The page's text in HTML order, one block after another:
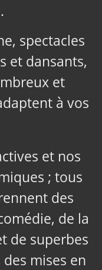
spectacles
et dansants,
et
à vos
et nos
; tous
des
de la
de superbes
mises en